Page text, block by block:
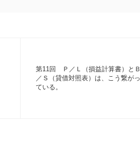
第11回 Ｐ／Ｌ（損益計算書）とＢ
／Ｓ（貸借対照表）は、こう繋がっ
ている。